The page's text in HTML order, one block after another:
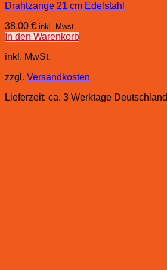
Drahtzange 21 cm Edelstahl
38,00 € inkl. Mwst.
In den Warenkorb
inkl. MwSt.
zzgl. Versandkosten
Lieferzeit: ca. 3 Werktage Deutschland